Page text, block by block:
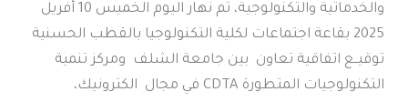
والخدماتية والتكنولوجية، تم نهار اليوم الخميس 10 أفريل
2025 بقاعة اجتماعات لكلية التكنولوجيا بالقطب الحسنية
توقيــع اتفاقية تعاون بين جامعة الشلف ومركز تنمية
التكنولوجيات المتطورة CDTA في مجال الكترونيك،